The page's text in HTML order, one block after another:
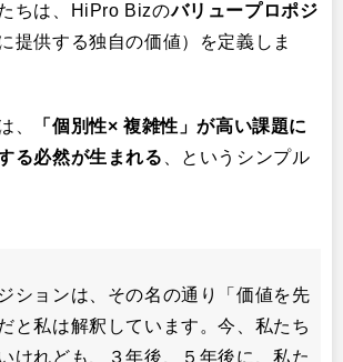
ちは、HiPro Bizのバリュープロポジ
提供する独自の価値）を定義しま
、 「個別性×複雑性」が高い課題に
る必然が生まれる 、というシンプル
ションは、その名の通り「価値を先
と私は解釈しています。今、私たち
けれども、３年後、５年後に、私た